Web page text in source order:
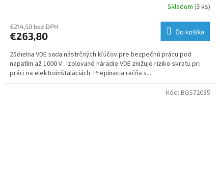
Skladom (3 ks)
€214,50 bez DPH
€263,80 Do košíka
25dielna VDE sada nástrčných kľúčov pre bezpečnú prácu pod
napätím až 1000 V . Izolované náradie VDE znižuje riziko skratu pri
práci na elektroinštaláciách. Prepínacia račňa s...
Kód: BGS72035